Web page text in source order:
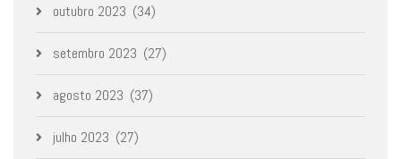
outubro 2023 (34)
setembro 2023 (27)
agosto 2023 (37)
julho 2023 (27)